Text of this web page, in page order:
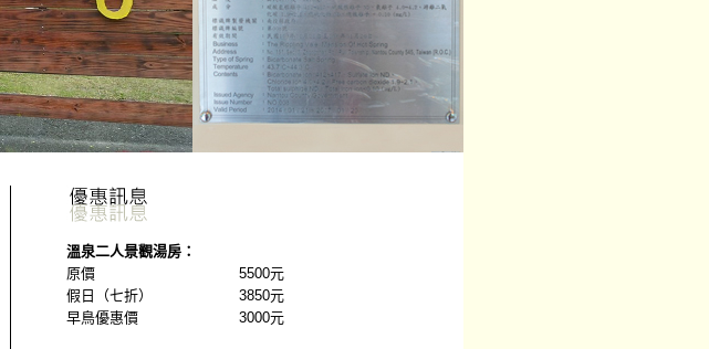
溫泉二人景觀湯房：
原價 5500元
假日（七折） 3850元
早鳥優惠價 3000元